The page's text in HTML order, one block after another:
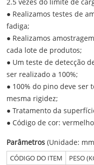
2.5 vezes do limite de
● Realizamos testes de
fadiga;
● Realizamos
cada lote de produtos;
● Um teste de detecção
ser realizado a 100%;
● 100% do pino deve ser
mesma rigidez;
● Tratamento da
● Código de cor:
Parâmetros (Unidade:
CÓDIGO DO ITEM PESO